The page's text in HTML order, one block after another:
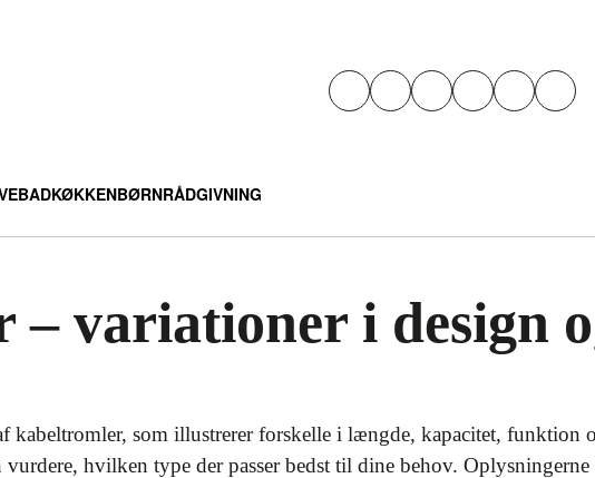
BADKØKKENBØRNRÅDGIVNING
– variationer i design
kabeltromler, som illustrerer forskelle i længde, kapacitet, funktion
hvilken type der passer bedst til dine behov.